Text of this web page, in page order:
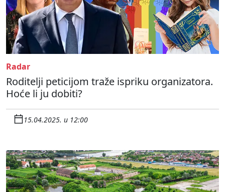
Radar
Roditelji peticijom traže ispriku organizatora.
Hoće li ju dobiti?
15.04.2025. u 12:00